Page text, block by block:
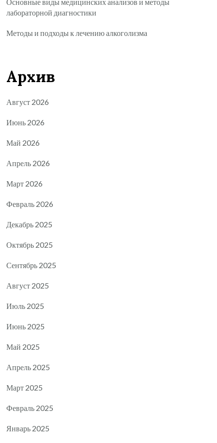
Основные виды медицинских анализов и методы
лабораторной диагностики
Методы и подходы к лечению алкоголизма
Архив
Август 2026
Июнь 2026
Май 2026
Апрель 2026
Март 2026
Февраль 2026
Декабрь 2025
Октябрь 2025
Сентябрь 2025
Август 2025
Июль 2025
Июнь 2025
Май 2025
Апрель 2025
Март 2025
Февраль 2025
Январь 2025